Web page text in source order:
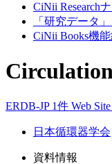
CiNii Research
「研究データ
CiNii Books機
ERDB-JP 1件 Web Site
日本循環器学会
資料情報